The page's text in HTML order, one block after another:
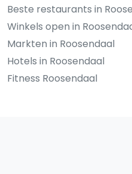
Beste restaurants in
Winkels open in
Markten in Roosendaal
Hotels in Roosendaal
Fitness Roosendaal